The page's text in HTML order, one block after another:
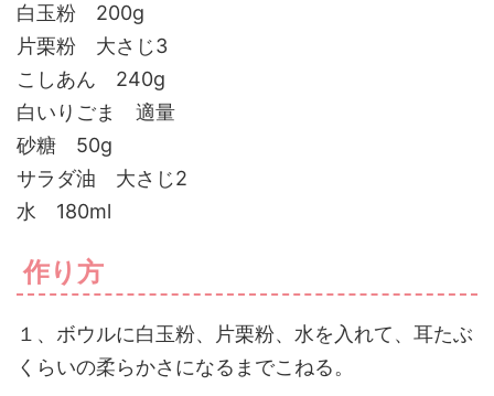
白玉粉 200g
片栗粉 大さじ3
こしあん 240g
白いりごま 適量
砂糖 50g
サラダ油 大さじ2
水 180ml
作り方
１、ボウルに白玉粉、片栗粉、水を入れて、耳たぶ
くらいの柔らかさになるまでこねる。